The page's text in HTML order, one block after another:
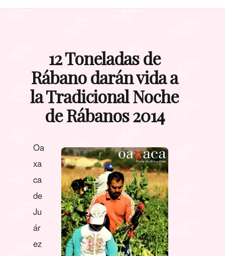
12 Toneladas de
Rábano darán vida a
la Tradicional Noche
de Rábanos 2014
Oa
xa
ca
de
Ju
ár
ez